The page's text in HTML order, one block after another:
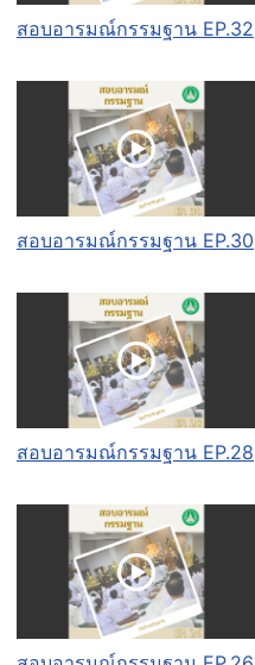
สอบอารมณ์กรรมฐาน EP.32
สอบอารมณ์กรรมฐาน EP.30
สอบอารมณ์กรรมฐาน EP.28